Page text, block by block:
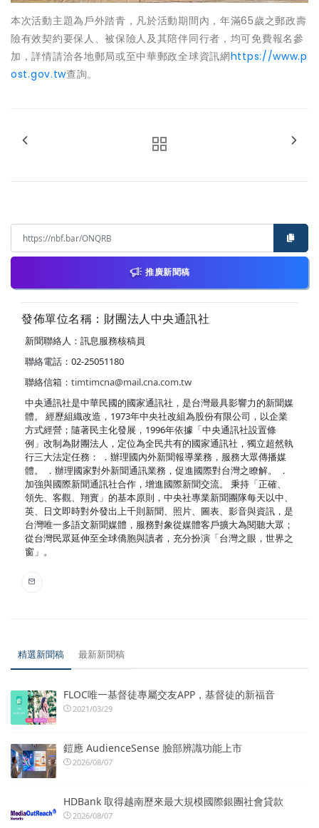
本次活動主題為戶外踏青，凡於活動期間內，年滿65歲之郵政壽
險有效契約要保人、被保險人及其陪伴同行者，均可免費報名參
加，詳情請洽各地郵局或至中華郵政全球資訊網https://www.p
ost.gov.tw查詢。
推廣新聞稿
發佈單位名稱：財團法人中央通訊社
新聞聯絡人：訊息服務核稿員
聯絡電話：02-25051180
聯絡信箱： timtimcna@mail.cna.com.tw
中央通訊社是中華民國的國家通訊社，是台灣最具影響力的新聞媒
體。 經歷組織改造，1973年中央社改組為股份有限公司，以企業
方式經營；隨著民主化發展，1996年依據「中央通訊社設置條
例」改制為財團法人，定位為全民共有的國家通訊社，獨立超然執
行三大法定任務： ．辦理國內外新聞報導業務，服務大眾傳播媒
體。 ．辦理國家對外新聞通訊業務，促進國際對台灣之瞭解。 ．
加強與國際新聞通訊社合作，增進國際新聞交流。 秉持「正確、
領先、客觀、翔實」的基本原則，中央社專業新聞團隊每天以中、
英、日文即時對外發出上千則新聞、照片、圖表、影音與資訊，是
台灣唯一多語文新聞媒體，服務對象從媒體客戶擴大為閱聽大眾；
從台灣民眾延伸至全球僑胞與讀者，充分扮演「台灣之眼，世界之
窗」。
精選新聞稿 最新新聞稿
FLOC唯一基督徒專屬交友APP，基督徒的新福音
2021/03/29
鎧應 AudienceSense 臉部辨識功能上市
2026/08/07
HDBank 取得越南歷來最大規模國際銀團社會貸款
2026/08/07